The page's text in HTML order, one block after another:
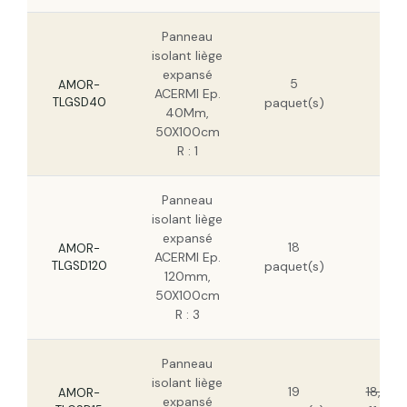
Panneau isolant liège expansé ACERMI Ep.
100mm, 50X100cm R : 2,5
Panneau isolant liège expansé ACERMI Ep.
160mm, 50x100cm R : 4
Panneau isolant liège expansé ACERMI Ep.
180mm, 50x100cm R : 4,5
Panneau isolant liège expansé ACERMI Ep.
200mm, 50x100cm R : 5
AMOR-
TLGSD40
Panneau
isolant liège
expansé
ACERMI Ep.
40Mm,
50X100cm
R : 1
5
paquet(s)
AMOR-
TLGSD120
Panneau
isolant liège
expansé
ACERMI Ep.
120mm,
50X100cm
R : 3
18
paquet(s)
AMOR-
Panneau
isolant liège
expansé
19
18,46